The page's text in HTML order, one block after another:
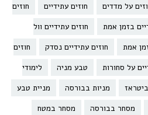
על מדדים חוזים עתידיים
חוזים
בזמן אמת
חוזים עתידיים וול
אמת חוזים עתידיים נסדק
חוזים
על סחורות טבע מניה
לימודי
מניות בבורסה
מניית טבע
מסחר בבורסה
מסחר במטח